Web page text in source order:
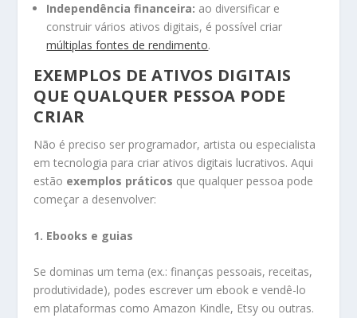
Independência financeira: ao diversificar e
construir vários ativos digitais, é possível criar
múltiplas fontes de rendimento.
EXEMPLOS DE ATIVOS DIGITAIS
QUE QUALQUER PESSOA PODE
CRIAR
Não é preciso ser programador, artista ou especialista
em tecnologia para criar ativos digitais lucrativos. Aqui
estão exemplos práticos que qualquer pessoa pode
começar a desenvolver:
1. Ebooks e guias
Se dominas um tema (ex.: finanças pessoais, receitas,
produtividade), podes escrever um ebook e vendê-lo
em plataformas como Amazon Kindle, Etsy ou outras.